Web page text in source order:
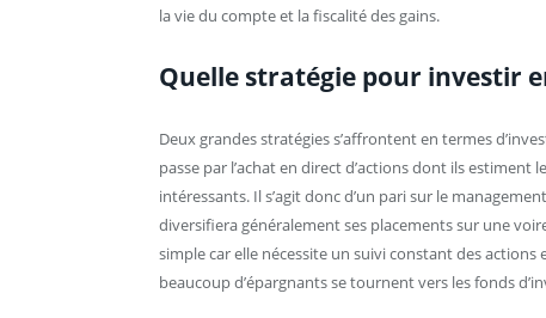
la vie du compte et la fiscalité des gains.
Quelle stratégie pour investir
Deux grandes stratégies s’affrontent en termes
passe par l’achat en direct d’actions dont ils
intéressants. Il s’agit donc d’un pari sur le
diversifiera généralement ses placements sur une
simple car elle nécessite un suivi constant des actions
beaucoup d’épargnants se tournent vers les fonds